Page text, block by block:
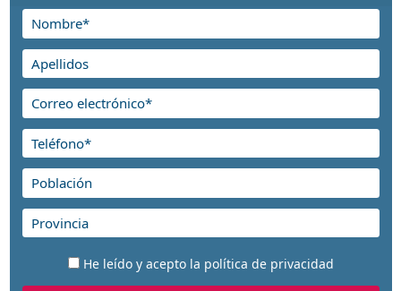
He leído y acepto la política de privacidad